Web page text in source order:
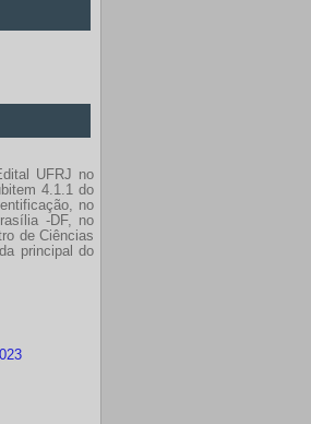
UFRJ no
4.1.1 do
no
-DF, no
de Ciências
principal do